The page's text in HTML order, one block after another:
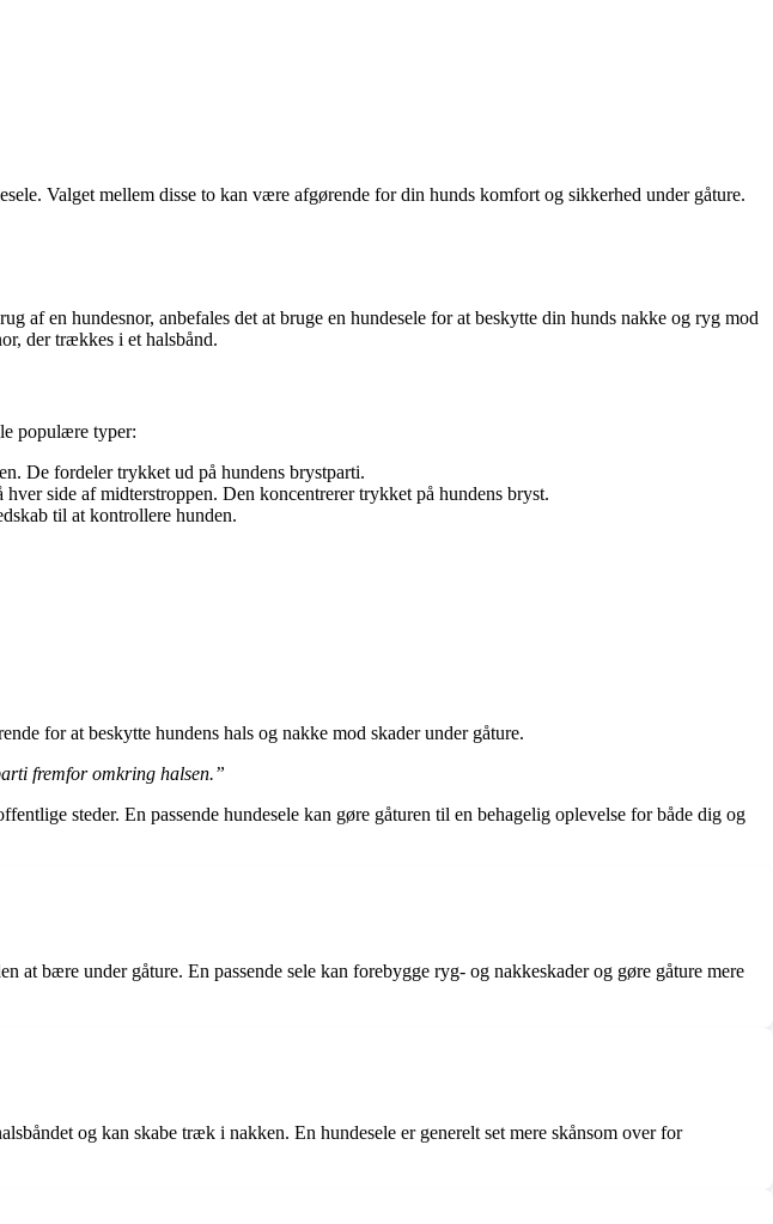
Valget mellem disse to kan være afgørende for din hunds komfort og sikkerhed under gåture.
en hundesnor, anbefales det at bruge en hundesele for at beskytte din hunds nakke og ryg mod
der trækkes i et halsbånd.
populære typer:
De fordeler trykket ud på hundens brystparti.
side af midterstroppen. Den koncentrerer trykket på hundens bryst.
til at kontrollere hunden.
for at beskytte hundens hals og nakke mod skader under gåture.
fremfor omkring halsen.”
steder. En passende hundesele kan gøre gåturen til en behagelig oplevelse for både dig og
bære under gåture. En passende sele kan forebygge ryg- og nakkeskader og gøre gåture mere
og kan skabe træk i nakken. En hundesele er generelt set mere skånsom over for